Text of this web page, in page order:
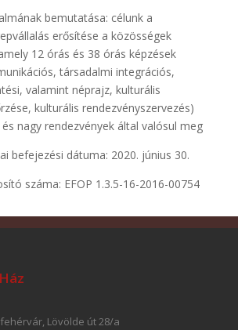
bemutatása: célunk a
erősítése a közösségek
12 órás és 38 órás képzések
társadalmi integrációs,
valamint néprajz, kulturális
kulturális rendezvényszervezés)
nagy rendezvények által valósul meg
befejezési dátuma: 2020. június 30.
száma: EFOP 1.3.5-16-2016-00754
Lövölde út 28/a